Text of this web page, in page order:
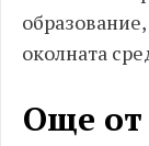
околната
Още от